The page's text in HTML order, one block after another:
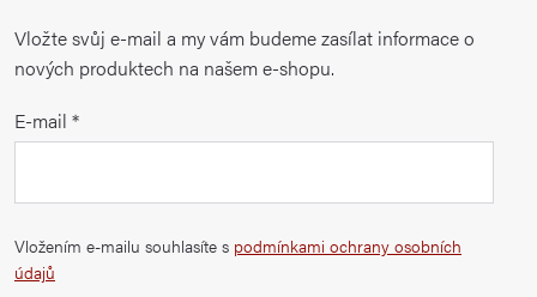
Vložte svůj e-mail a my vám budeme zasílat informace o
nových produktech na našem e-shopu.
E-mail
Vložením e-mailu souhlasíte s podmínkami ochrany osobních
údajů